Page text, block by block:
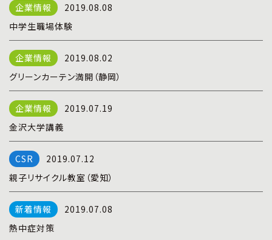
2019.08.08
中学生職場体験
2019.08.02
グリーンカーテン満開（静岡）
2019.07.19
金沢大学講義
2019.07.12
親子リサイクル教室（愛知）
2019.07.08
熱中症対策